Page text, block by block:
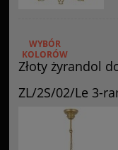
Złoty żyrandol
ZL/2S/02/Le 3-
WYBÓR
KOLORÓW